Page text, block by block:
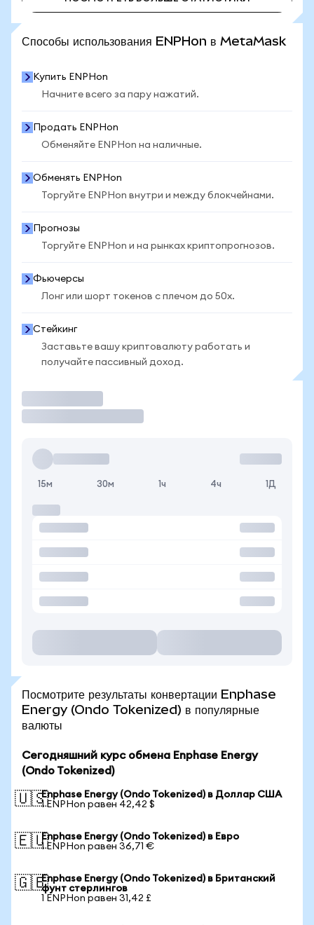
Способы использования ENPHon в MetaMask
Купить ENPHon
Начните всего за пару нажатий.
Продать ENPHon
Обменяйте ENPHon на наличные.
Обменять ENPHon
Торгуйте ENPHon внутри и между блокчейнами.
Прогнозы
Торгуйте ENPHon и на рынках криптопрогнозов.
Фьючерсы
Лонг или шорт токенов с плечом до 50x.
Стейкинг
Заставьте вашу криптовалюту работать и
получайте пассивный доход.
15м 30м 1ч 4ч 1Д
Посмотрите результаты конвертации Enphase
Energy (Ondo Tokenized) в популярные
валюты
Сегодняшний курс обмена Enphase Energy
(Ondo Tokenized)
🇺🇸Enphase Energy (Ondo Tokenized) в Доллар США
1 ENPHon равен 42,42 $
🇪🇺Enphase Energy (Ondo Tokenized) в Евро
1 ENPHon равен 36,71 €
🇬🇧Enphase Energy (Ondo Tokenized) в Британский
фунт стерлингов
1 ENPHon равен 31,42 £